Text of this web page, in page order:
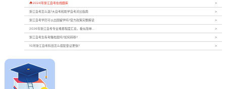
2024年浙江自考在线题库
浙江自考怎么选?大自考和助学自考对比指南
浙江自考学历可以出国留学吗?官方政策完整解读
2026年浙江自考专业难易程度汇总，看似简单...
浙江自考生有考籍档案吗?如何转移?
10月浙江自考科目怎么搭配拿证更快?